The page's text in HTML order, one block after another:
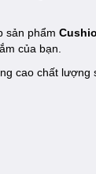
sản phẩm
của bạn.
cao chất lượng